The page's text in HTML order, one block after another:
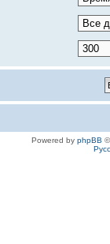
Powered by phpBB